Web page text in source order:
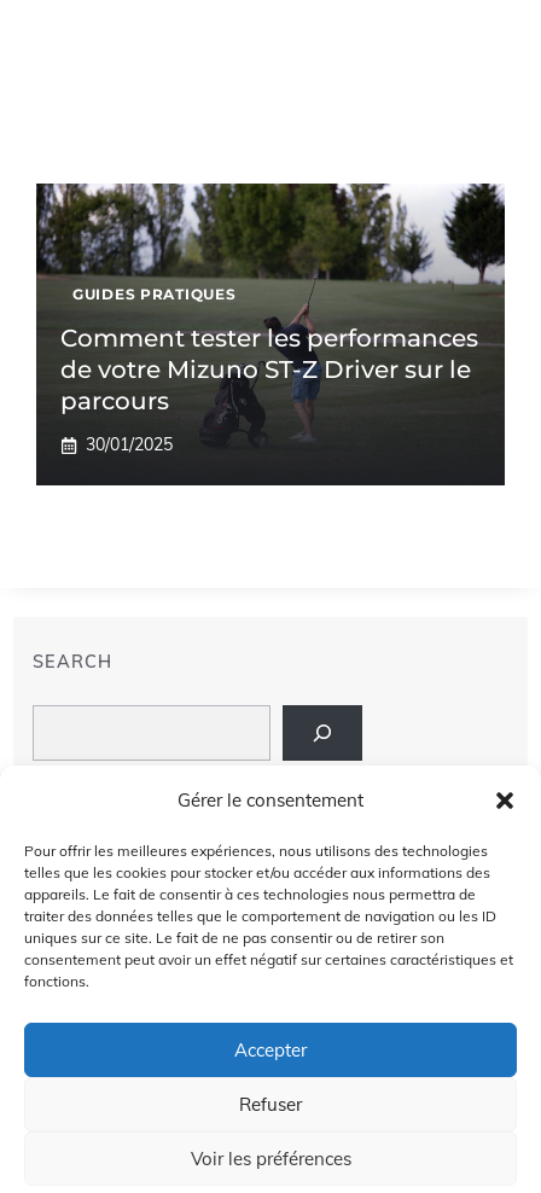
Gérer le consentement
Pour offrir les meilleures expériences, nous utilisons des technologies
telles que les cookies pour stocker et/ou accéder aux informations des
appareils. Le fait de consentir à ces technologies nous permettra de
traiter des données telles que le comportement de navigation ou les ID
uniques sur ce site. Le fait de ne pas consentir ou de retirer son
consentement peut avoir un effet négatif sur certaines caractéristiques et
fonctions.
Accepter
Refuser
Voir les préférences
GUIDES PRATIQUES
Comment tester les performances
de votre Mizuno ST-Z Driver sur le
parcours
30/01/2025
SEARCH
À PROPOS DE NOUS
AVIS DE NON-RESPONSABILITÉ
2024 @Copyright by